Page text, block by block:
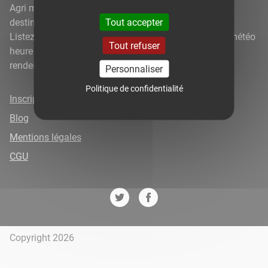
Agri météo par Wikiagri est un site météorologique à
destination des agriculteurs.
Listez vos parcelles et gérez vos cultures avec notre météo
heure par heure afin d’optimiser votre temps et vos
rendements.
Inscription
Blog
Mentions légales
CGU
Copyright 2026
Tout accepter
Tout refuser
Personnaliser
Politique de confidentialité